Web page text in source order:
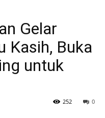
Gelar
Kasih, Buka
untuk
0
252